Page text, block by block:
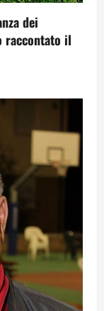
dei
raccontato il